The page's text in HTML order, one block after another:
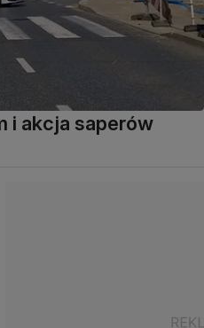
i akcja saperów